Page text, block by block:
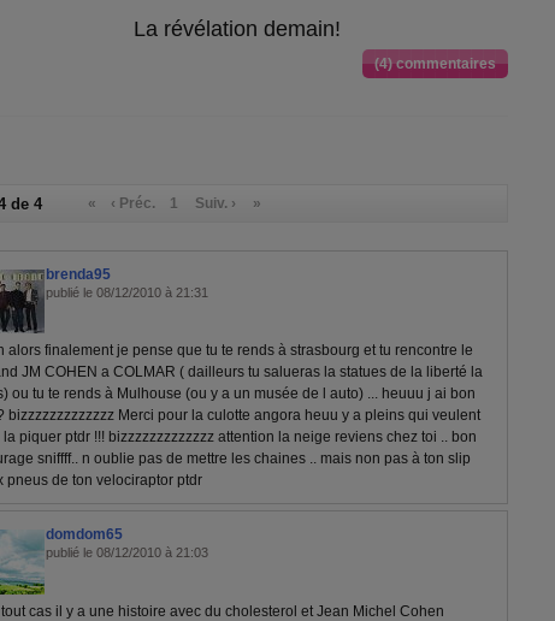
La révélation demain!
(4) commentaires
de 4 « ‹ Préc. 1 Suiv. › »
brenda95
publié le 08/12/2010 à 21:31
alors finalement je pense que tu te rends à strasbourg et tu rencontre le
JM COHEN a COLMAR ( dailleurs tu salueras la statues de la liberté la
ou tu te rends à Mulhouse (ou y a un musée de l auto) ... heuuu j ai bon
bizzzzzzzzzzzzz Merci pour la culotte angora heuu y a pleins qui veulent
la piquer ptdr !!! bizzzzzzzzzzzzz attention la neige reviens chez toi .. bon
sniffff.. n oublie pas de mettre les chaines .. mais non pas à ton slip
pneus de ton velociraptor ptdr
domdom65
publié le 08/12/2010 à 21:03
tout cas il y a une histoire avec du cholesterol et Jean Michel Cohen